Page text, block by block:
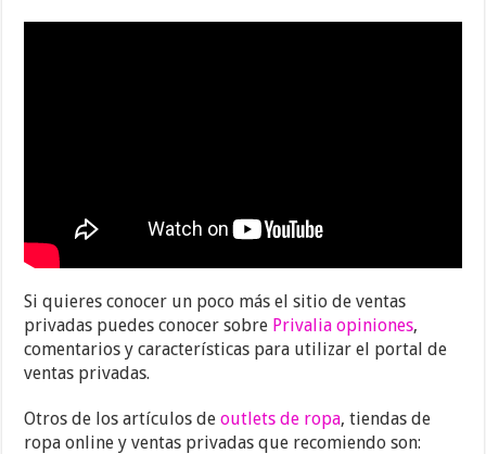
Si quieres conocer un poco más el sitio de ventas
privadas puedes conocer sobre Privalia opiniones,
comentarios y características para utilizar el portal de
ventas privadas.
Otros de los artículos deoutlets de ropa, tiendas de
ropa online y ventas privadas que recomiendo son: